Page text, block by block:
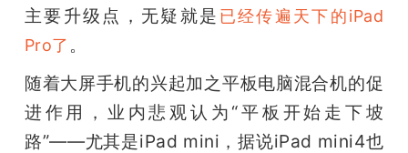
主要升级点，无疑就是 已经传遍天下的iPad
Pro了 。
随着大屏手机的兴起加之平板电脑混合机的促
进作用，业内悲观认为“平板开始走下坡
路”——尤其是iPad mini，据说iPad mini4也